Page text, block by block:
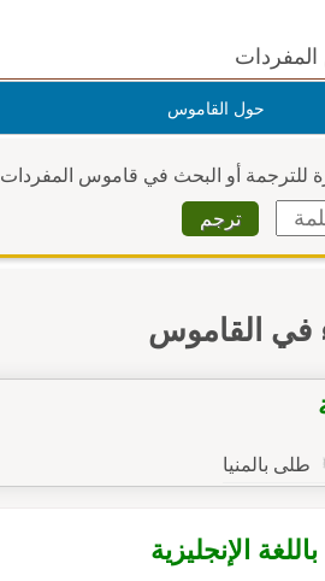
حول القاموس
للترجمة أو البحث في قاموس المفردات
في القاموس
طلى بالمنيا
الإنجليزية